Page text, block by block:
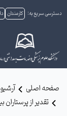
دسترسی سریع به: کارمندان
صفحه اصلی
تقدیر از پرستاران